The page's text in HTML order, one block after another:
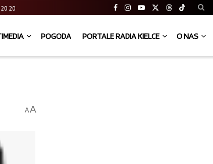
20 20
POGODA PORTALE RADIA KIELCE O NAS
AA